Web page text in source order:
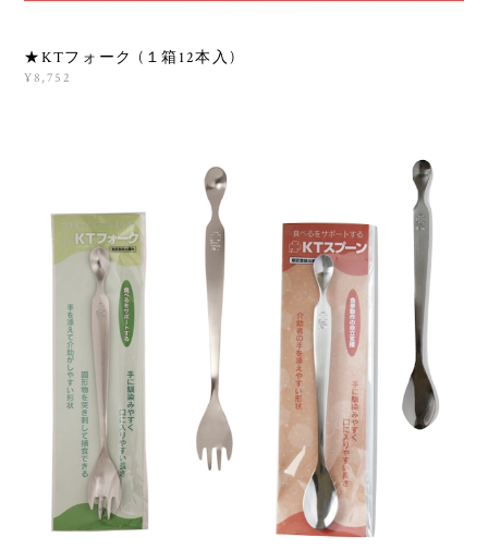
★KTフォーク (１箱12本入)
¥8,752